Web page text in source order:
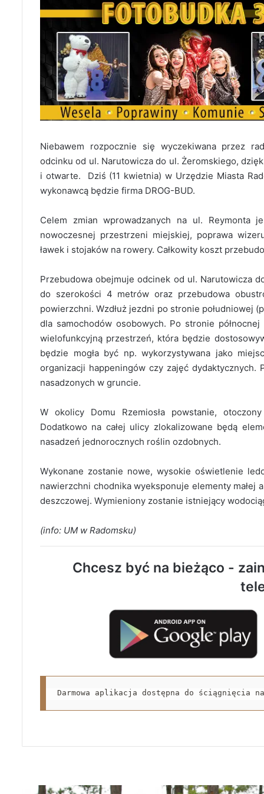
Niebawem rozpocznie się wyczekiwana przez
odcinku od ul. Narutowicza do ul. Żeromskiego,
i otwarte. Dziś (11 kwietnia) w Urzędzie Miasta
wykonawcą będzie firma DROG-BUD.
Celem zmian wprowadzanych na ul. Reymonta
nowoczesnej przestrzeni miejskiej, poprawa
ławek i stojaków na rowery. Całkowity koszt
Przebudowa obejmuje odcinek od ul. Narutowicza
do szerokości 4 metrów oraz przebudowa
powierzchni. Wzdłuż jezdni po stronie południowej
dla samochodów osobowych. Po stronie
wielofunkcyjną przestrzeń, która będzie
będzie mogła być np. wykorzystywana jako
organizacji happeningów czy zajęć
nasadzonych w gruncie.
W okolicy Domu Rzemiosła powstanie,
Dodatkowo na całej ulicy zlokalizowane będą
nasadzeń jednorocznych roślin ozdobnych.
Wykonane zostanie nowe, wysokie oświetlenie
nawierzchni chodnika wyeksponuje elementy
deszczowej. Wymieniony zostanie istniejący
(info: UM w Radomsku)
Chcesz być na bieżąco -
Darmowa aplikacja dostępna do ściągnięcia